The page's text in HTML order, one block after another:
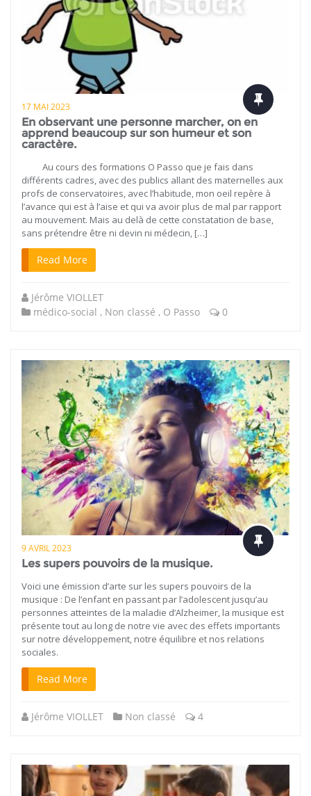
17 MAI 2023
En observant une personne marcher, on en
apprend beaucoup sur son humeur et son
caractère.
Au cours des formations O Passo que je fais dans
différents cadres, avec des publics allant des maternelles aux
profs de conservatoires, avec l’habitude, mon oeil repère à
l’avance qui est à l’aise et qui va avoir plus de mal par rapport
au mouvement. Mais au delà de cette constatation de base,
sans prétendre être ni devin ni médecin, […]
Read More
Jérôme VIOLLET
médico-social , Non classé , O Passo 0
9 AVRIL 2023
Les supers pouvoirs de la musique.
Voici une émission d’arte sur les supers pouvoirs de la
musique : De l’enfant en passant par l’adolescent jusqu’au
personnes atteintes de la maladie d’Alzheimer, la musique est
présente tout au long de notre vie avec des effets importants
sur notre développement, notre équilibre et nos relations
sociales.
Read More
Jérôme VIOLLET Non classé 4